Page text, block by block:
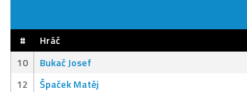
# Hráč
10
Bukač Josef
12
Špaček Matěj